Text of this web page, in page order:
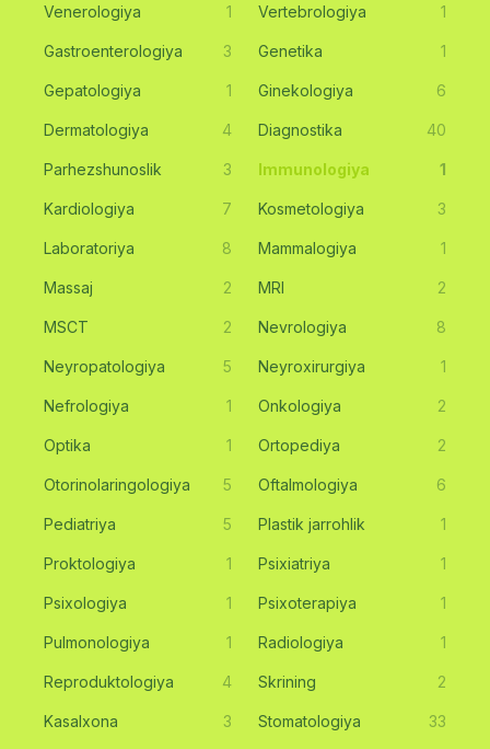
Venerologiya 1 Vertebrologiya 1
Gastroenterologiya 3 Genetika 1
Gepatologiya 1 Ginekologiya 6
Dermatologiya 4 Diagnostika 40
Parhezshunoslik 3 Immunologiya 1
Kardiologiya 7 Kosmetologiya 3
Laboratoriya 8 Mammalogiya 1
Massaj 2 MRI 2
MSCT 2 Nevrologiya 8
Neyropatologiya 5 Neyroxirurgiya 1
Nefrologiya 1 Onkologiya 2
Optika 1 Ortopediya 2
Otorinolaringologiya 5 Oftalmologiya 6
Pediatriya 5 Plastik jarrohlik 1
Proktologiya 1 Psixiatriya 1
Psixologiya 1 Psixoterapiya 1
Pulmonologiya 1 Radiologiya 1
Reproduktologiya 4 Skrining 2
Kasalxona 3 Stomatologiya 33